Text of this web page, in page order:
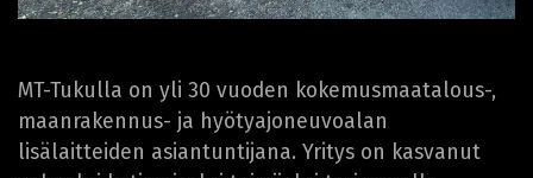
MT-Tukulla on yli 30 vuoden kokemusmaatalous-,
maanrakennus- ja hyötyajoneuvoalan
lisälaitteiden asiantuntijana. Yritys on kasvanut